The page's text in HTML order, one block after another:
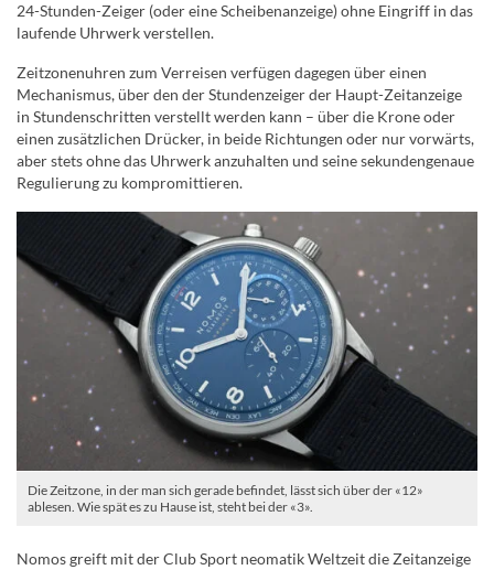
24-Stunden-Zeiger (oder eine Scheibenanzeige) ohne Eingriff in das
laufende Uhrwerk verstellen.
Zeitzonenuhren zum Verreisen verfügen dagegen über einen
Mechanismus, über den der Stundenzeiger der Haupt-Zeitanzeige
in Stundenschritten verstellt werden kann – über die Krone oder
einen zusätzlichen Drücker, in beide Richtungen oder nur vorwärts,
aber stets ohne das Uhrwerk anzuhalten und seine sekundengenaue
Regulierung zu kompromittieren.
Die Zeitzone, in der man sich gerade befindet, lässt sich über der «12»
ablesen. Wie spät es zu Hause ist, steht bei der «3».
Nomos greift mit der Club Sport neomatik Weltzeit die Zeitanzeige